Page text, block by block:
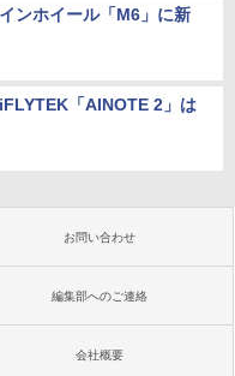
ンホイール「M6」に新
「AINOTE 2」は
お問い合わせ
編集部へのご連絡
会社概要